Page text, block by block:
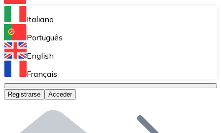
Bitnovo Ramp
Integra nuestra solución en tu plataforma.
Bitnovo Giftcards
Bitnovo OTC
Bitnovo ATM
Italiano
Português
English
Français
Registrarse Acceder